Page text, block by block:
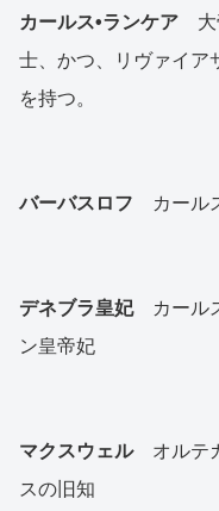
カールス•ランケア 大
士、かつ、リヴァイア
を持つ。
バーバスロフ カール
デネブラ皇妃カールス
ン皇帝妃
マクスウェルオルテガ
スの旧知